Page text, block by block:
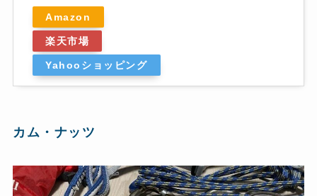
Amazon
楽天市場
Yahooショッピング
カム・ナッツ